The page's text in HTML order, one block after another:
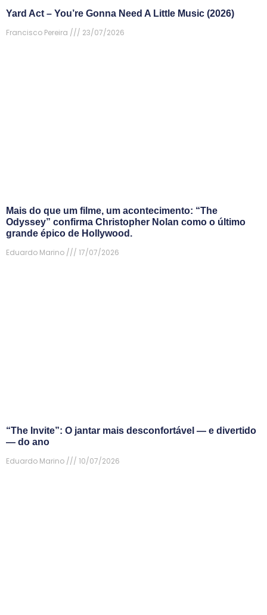
Yard Act – You’re Gonna Need A Little Music (2026)
Francisco Pereira
23/07/2026
Mais do que um filme, um acontecimento: “The
Odyssey” confirma Christopher Nolan como o último
grande épico de Hollywood.
Eduardo Marino
17/07/2026
“The Invite”: O jantar mais desconfortável — e divertido
— do ano
Eduardo Marino
10/07/2026